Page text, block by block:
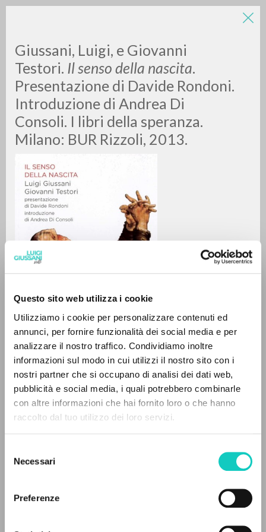
Questo sito web utilizza i cookie
Utilizziamo i cookie per personalizzare contenuti ed
annunci, per fornire funzionalità dei social media e per
analizzare il nostro traffico. Condividiamo inoltre
informazioni sul modo in cui utilizzi il nostro sito con i
nostri partner che si occupano di analisi dei dati web,
pubblicità e social media, i quali potrebbero combinarle
con altre informazioni che hai fornito loro o che hanno
raccolto dal tuo utilizzo dei loro servizi.
delNecessari
Preferenze
Giussani, Luigi, e Giovanni
Testori. Il senso della nascita.
Presentazione di Davide Rondoni.
Introduzione di Andrea Di
Consoli. I libri della speranza.
Milano: BUR Rizzoli, 2013.
Di Consoli Andrea
Introduction
Giussani LuigiAuthor
2013
LUIGI
GIUSSANI
scritti
0RESULTS FOUND
MORE RESULTS